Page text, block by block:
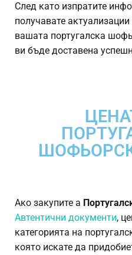
След като изпратите
получавате
вашата португалска
ви бъде доставена
Ако закупите a
Автентични документи,
категорията на
която искате да